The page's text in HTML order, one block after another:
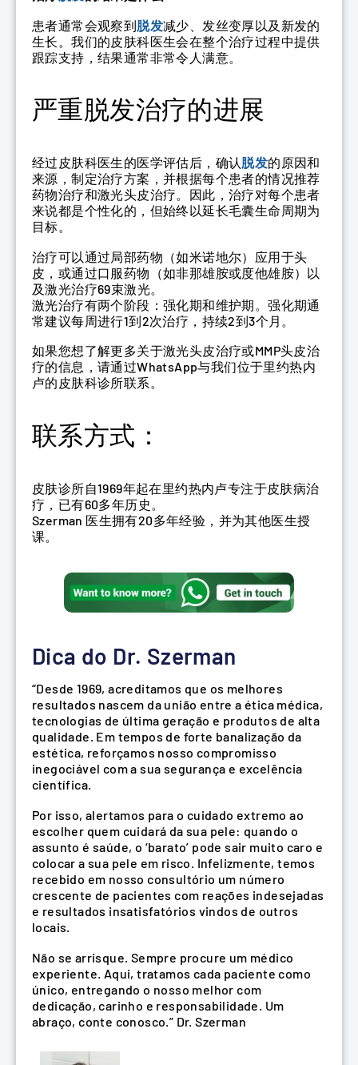
患者通常会观察到脱发减少、发丝变厚以及新发的
生长。我们的皮肤科医生会在整个治疗过程中提供
跟踪支持，结果通常非常令人满意。
严重脱发治疗的进展
经过皮肤科医生的医学评估后，确认脱发的原因和
来源，制定治疗方案，并根据每个患者的情况推荐
药物治疗和激光头皮治疗。因此，治疗对每个患者
来说都是个性化的，但始终以延长毛囊生命周期为
目标。
治疗可以通过局部药物（如米诺地尔）应用于头
皮，或通过口服药物（如非那雄胺或度他雄胺）以
及激光治疗69束激光。
激光治疗有两个阶段：强化期和维护期。强化期通
常建议每周进行1到2次治疗，持续2到3个月。
如果您想了解更多关于激光头皮治疗或MMP头皮治
疗的信息，请通过WhatsApp与我们位于里约热内
卢的皮肤科诊所联系。
联系方式：
皮肤诊所自1969年起在里约热内卢专注于皮肤病治
疗，已有60多年历史。
Szerman 医生拥有20多年经验，并为其他医生授
课。
Dica do Dr. Szerman
“Desde 1969, acreditamos que os melhores
resultados nascem da união entre a ética médica,
tecnologias de última geração e produtos de alta
qualidade. Em tempos de forte banalização da
estética, reforçamos nosso compromisso
inegociável com a sua segurança e excelência
científica.
Por isso, alertamos para o cuidado extremo ao
escolher quem cuidará da sua pele: quando o
assunto é saúde, o ‘barato’ pode sair muito caro e
colocar a sua pele em risco. Infelizmente, temos
recebido em nosso consultório um número
crescente de pacientes com reações indesejadas
e resultados insatisfatórios vindos de outros
locais.
Não se arrisque. Sempre procure um médico
experiente. Aqui, tratamos cada paciente como
único, entregando o nosso melhor com
dedicação, carinho e responsabilidade. Um
abraço, conte conosco.” Dr. Szerman